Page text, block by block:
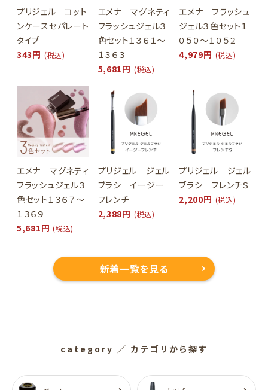
プリジェル コット
ンケースセパレート
タイプ
343円 (税込)
エメナ マグネティ
フラッシュジェル３
色セット１３６１～
１３６３
5,681円 (税込)
エメナ フラッシュ
ジェル３色セット１
０５０～１０５２
4,979円 (税込)
エメナ マグネティ
フラッシュジェル３
色セット１３６７～
１３６９
5,681円 (税込)
プリジェル ジェル
ブラシ イージー
フレンチ
2,388円 (税込)
プリジェル ジェル
ブラシ フレンチＳ
2,200円 (税込)
新着一覧を見る
category ／ カテゴリから探す